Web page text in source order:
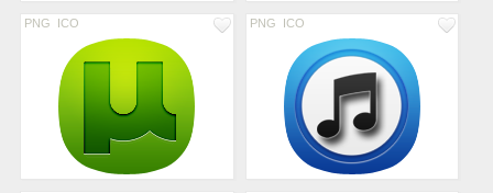
PNG ICO PNG ICO